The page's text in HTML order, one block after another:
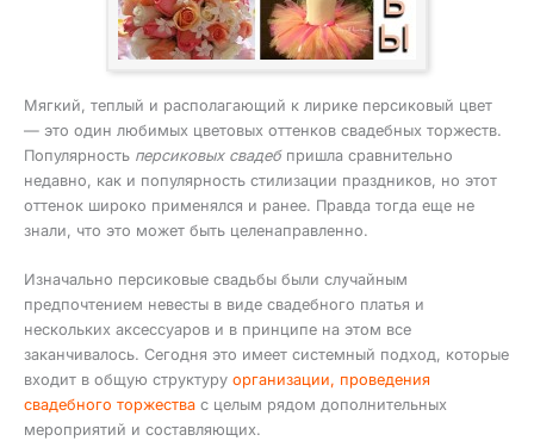
Мягкий, теплый и располагающий к лирике персиковый цвет
— это один любимых цветовых оттенков свадебных торжеств.
Популярность персиковых свадебпришла сравнительно
недавно, как и популярность стилизации праздников, но этот
оттенок широко применялся и ранее. Правда тогда еще не
знали, что это может быть целенаправленно.
Изначально персиковые свадьбы были случайным
предпочтением невесты в виде свадебного платья и
нескольких аксессуаров и в принципе на этом все
заканчивалось. Сегодня это имеет системный подход, которые
входит в общую структуру организации, проведения
свадебного торжества с целым рядом дополнительных
мероприятий и составляющих.